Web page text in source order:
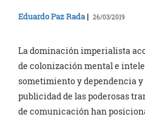
Eduardo Paz Rada| 26/03/2019
La dominación imperialista
de colonización mental e
sometimiento y dependencia y
publicidad de las poderosas
de comunicación han